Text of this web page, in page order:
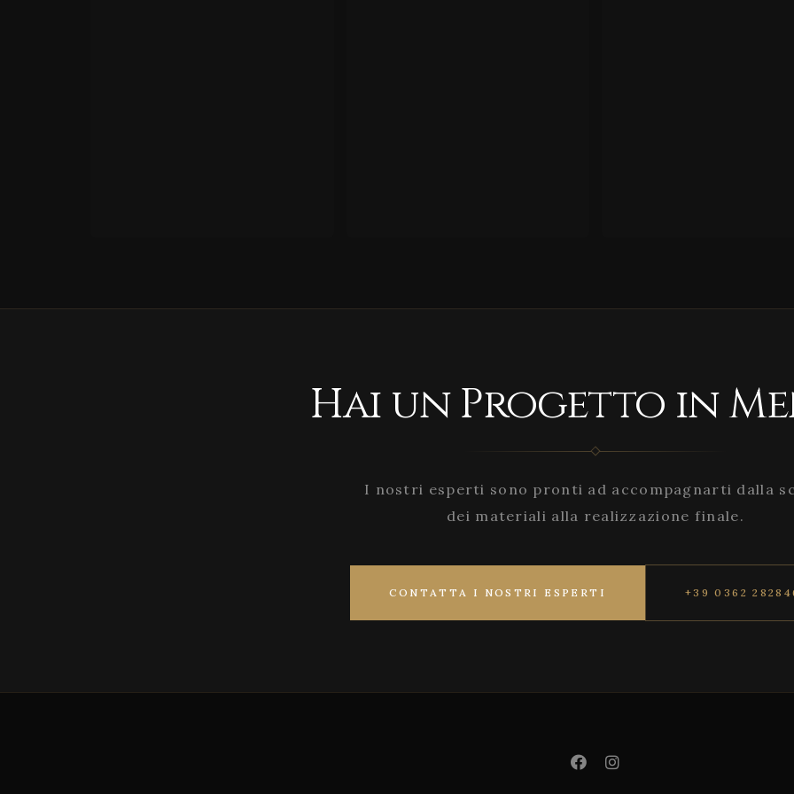
Hai un Progetto in
I nostri esperti sono pronti ad accompagnarti dalla
dei materiali alla realizzazione finale.
CONTATTA I NOSTRI ESPERTI +39 0362